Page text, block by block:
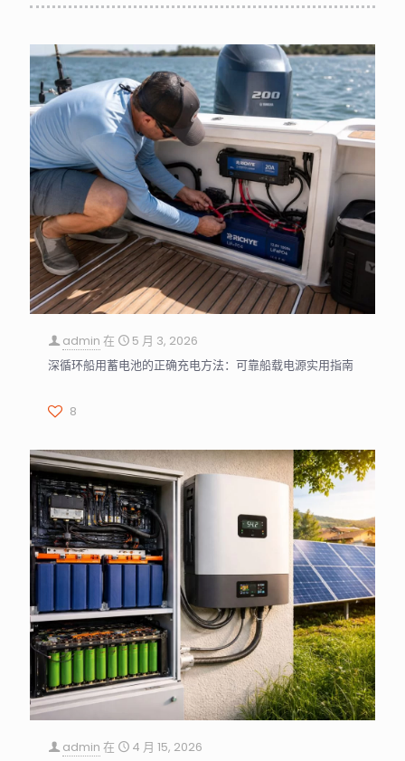
admin 在
5 月 3, 2026
深循环船用蓄电池的正确充电方法：可靠船载电源实用指南
8
admin 在
4 月 15, 2026